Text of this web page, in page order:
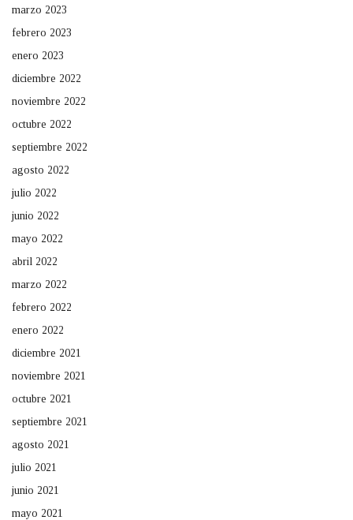
marzo 2023
febrero 2023
enero 2023
diciembre 2022
noviembre 2022
octubre 2022
septiembre 2022
agosto 2022
julio 2022
junio 2022
mayo 2022
abril 2022
marzo 2022
febrero 2022
enero 2022
diciembre 2021
noviembre 2021
octubre 2021
septiembre 2021
agosto 2021
julio 2021
junio 2021
mayo 2021